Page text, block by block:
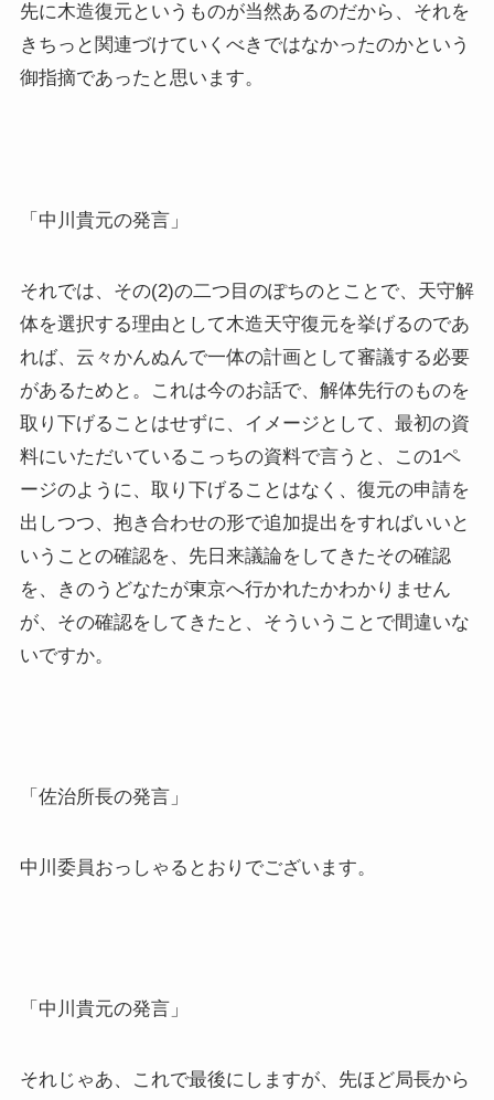
先に木造復元というものが当然あるのだから、それを
きちっと関連づけていくべきではなかったのかという
御指摘であったと思います。
「中川貴元の発言」
それでは、その(2)の二つ目のぽちのとことで、天守解
体を選択する理由として木造天守復元を挙げるのであ
れば、云々かんぬんで一体の計画として審議する必要
があるためと。これは今のお話で、解体先行のものを
取り下げることはせずに、イメージとして、最初の資
料にいただいているこっちの資料で言うと、この1ペ
ージのように、取り下げることはなく、復元の申請を
出しつつ、抱き合わせの形で追加提出をすればいいと
いうことの確認を、先日来議論をしてきたその確認
を、きのうどなたが東京へ行かれたかわかりません
が、その確認をしてきたと、そういうことで間違いな
いですか。
「佐治所長の発言」
中川委員おっしゃるとおりでございます。
「中川貴元の発言」
それじゃあ、これで最後にしますが、先ほど局長から